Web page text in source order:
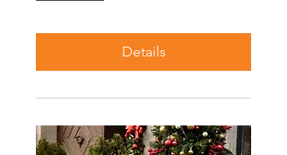
Details